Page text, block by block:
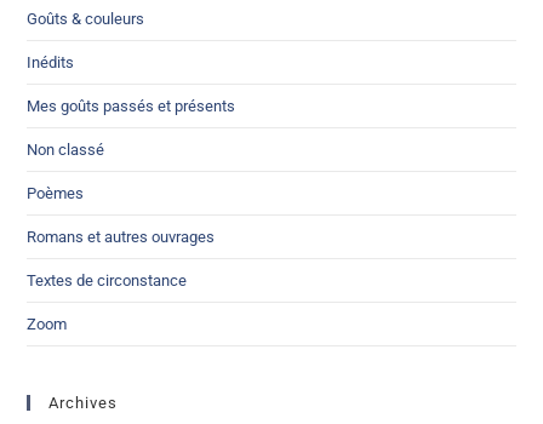
Goûts & couleurs
Inédits
Mes goûts passés et présents
Non classé
Poèmes
Romans et autres ouvrages
Textes de circonstance
Zoom
Archives